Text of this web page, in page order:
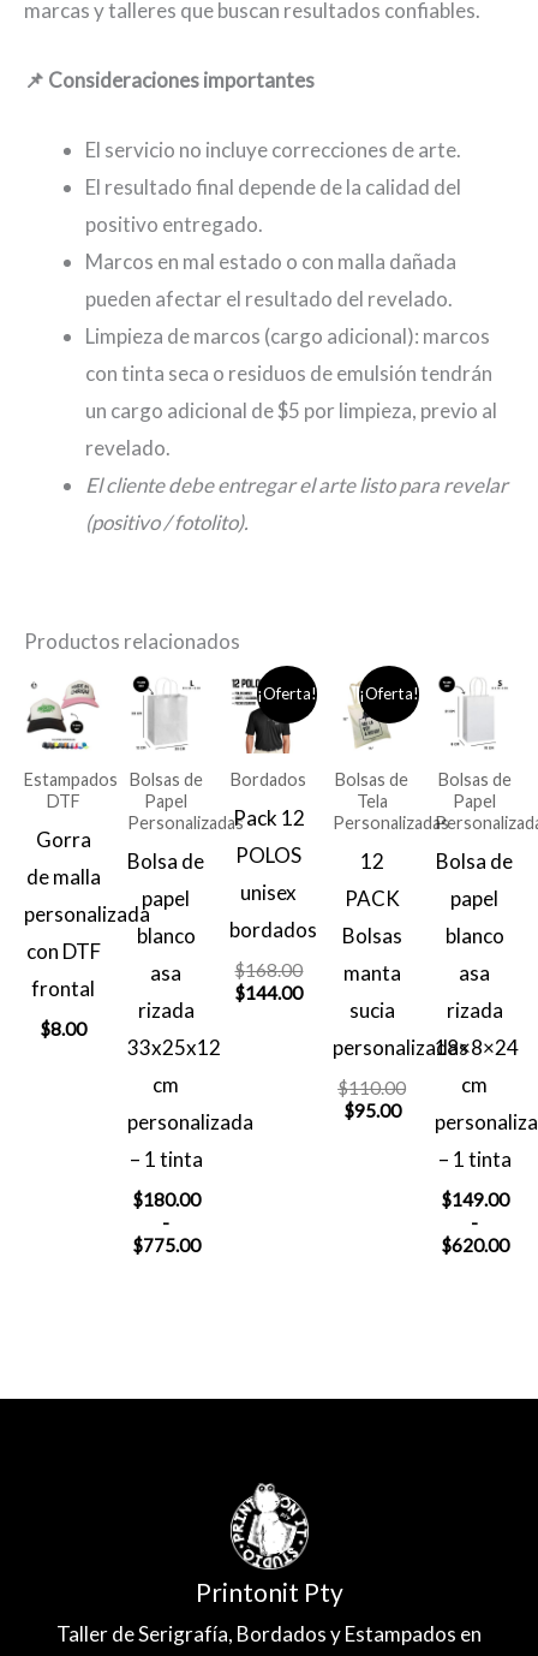
marcas y talleres que buscan resultados confiables.
📌 Consideraciones importantes
El servicio no incluye correcciones de arte.
El resultado final depende de la calidad del
positivo entregado.
Marcos en mal estado o con malla dañada
pueden afectar el resultado del revelado.
Limpieza de marcos (cargo adicional): marcos
con tinta seca o residuos de emulsión tendrán
un cargo adicional de $5 por limpieza, previo al
revelado.
El cliente debe entregar el arte listo para revelar
(positivo / fotolito).
Productos relacionados
Estampados
DTF
Gorra
de malla
personalizada
con DTF
frontal
$8.00
Bolsas de
Papel
Personalizadas
Bolsa de
papel
blanco
asa
rizada
33x25x12
cm
personalizada
– 1 tinta
$180.00
-
$775.00Rango
¡Oferta!
Bordados
Pack 12
POLOS
unisex
bordados
$168.00El
precio
original
$168.00.
$144.00El
precio
$144.00.
¡Oferta!
Bolsas de
Tela
Personalizadas
12
PACK
Bolsas
manta
sucia
personalizadas
$110.00El
original
$95.00El
precio
actual
$95.00.
Bolsas de
Papel
Bolsa de
papel
blanco
asa
rizada
18×8×24
cm
– 1 tinta
$149.00
-
$620.00
Printonit Pty
Taller de Serigrafía, Bordados y Estampados en